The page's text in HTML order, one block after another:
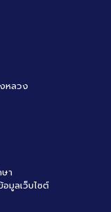
หลวง
า
มูลเว็บไซต์